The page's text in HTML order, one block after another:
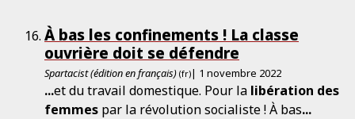
À bas les confinements ! La classe
ouvrière doit se défendre
Spartacist (édition en français) (fr)| 1 novembre 2022
...et du travail domestique. Pour la libération des
femmes par la révolution socialiste ! À bas...